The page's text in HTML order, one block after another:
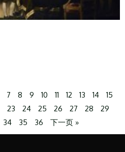
7 8 9 10 11 12 13 14 15
23 24 25 26 27 28 29
34 35 36 下一页 »